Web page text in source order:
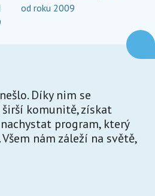
od roku 2009
Díky nim se
komunitě, získat
program, který
nám záleží na světě,